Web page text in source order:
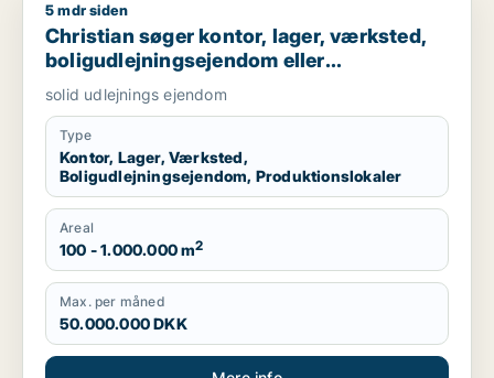
Christian søger kontor, lager, værksted,
5 mdr siden
Christian søger kontor, lager, værksted,
boligudlejningsejendom eller
produktionslokaler til salg i Nordsjælland,
Roskilde eller Holbæk
solid udlejnings ejendom
Type
Kontor, Lager, Værksted,
Boligudlejningsejendom, Produktionslokaler
Areal
100 - 1.000.000 m2
Max. per måned
50.000.000 DKK